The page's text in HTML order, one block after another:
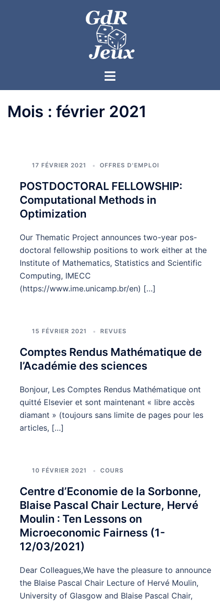
Mois : février 2021
17 FÉVRIER 2021 OFFRES D'EMPLOI
POSTDOCTORAL FELLOWSHIP:
Computational Methods in
Optimization
Our Thematic Project announces two-year pos-
doctoral fellowship positions to work either at the
Institute of Mathematics, Statistics and Scientific
Computing, IMECC
(https://www.ime.unicamp.br/en) […]
15 FÉVRIER 2021 REVUES
Comptes Rendus Mathématique de
l’Académie des sciences
Bonjour, Les Comptes Rendus Mathématique ont
quitté Elsevier et sont maintenant « libre accès
diamant » (toujours sans limite de pages pour les
articles, […]
10 FÉVRIER 2021 COURS
Centre d’Economie de la Sorbonne,
Blaise Pascal Chair Lecture, Hervé
Moulin : Ten Lessons on
Microeconomic Fairness (1-
12/03/2021)
Dear Colleagues,We have the pleasure to announce
the Blaise Pascal Chair Lecture of Hervé Moulin,
University of Glasgow and Blaise Pascal Chair,